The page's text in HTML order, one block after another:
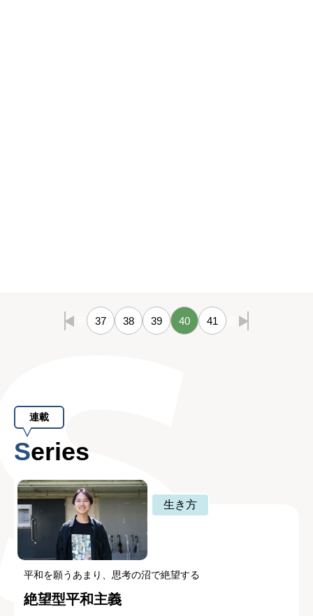
最初 37 38 39 40 41 最後
連載
Series
生き方
平和を願うあまり、思考の沼で絶望する
絶望型平和主義